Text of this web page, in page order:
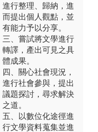
進行整理、歸納，進
而提出個人觀點，並
有能力予以分享。
三、嘗試將文學進行
轉譯，產出可見之具
體成果。
四、關心社會現況，
進行社會參與，提出
議題探討，尋求解決
之道。
五、以數位化途徑進
行文學資料蒐集並進